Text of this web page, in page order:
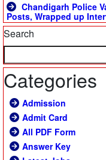
Chandigarh Police
Posts, Wrapped up
Search
Categories
Admission
Admit Card
All PDF Form
Answer Key